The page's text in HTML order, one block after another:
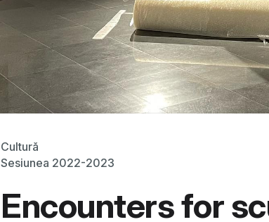
Cultură
Sesiunea 2022-2023
Encounters for